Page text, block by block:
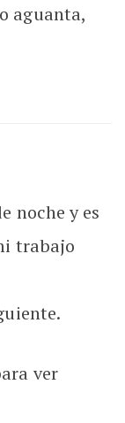
aguanta,
noche y es
trabajo
ver